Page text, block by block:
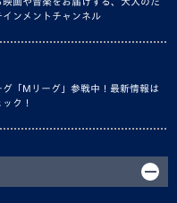
インメントチャンネル
グ「Mリーグ」参戦中！最新情報は
ク！